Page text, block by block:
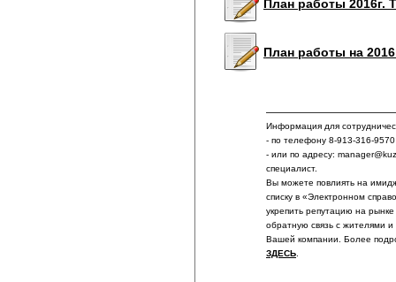
План работы 2016г.
План работы на
Информация для
- по телефону 8-913-316-9570
- или по адресу:
специалист.
Вы можете повлиять на
списку в «Электронном
укрепить репутацию на
обратную связь с жителями и
Вашей компании. Более
ЗДЕСЬ